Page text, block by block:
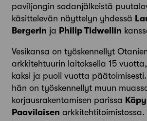
paviljongin sodanjälkeistä
käsittelevän näyttelyn yhdessä
Bergerin ja Philip Tidwellin
Vesikansa on työskennellyt
arkkitehtuurin laitoksella 15
kaksi ja puoli vuotta
hän on työskennellyt muun
korjausrakentamisen parissa Käpy
Paavilaisen arkkitehtitoimistossa.